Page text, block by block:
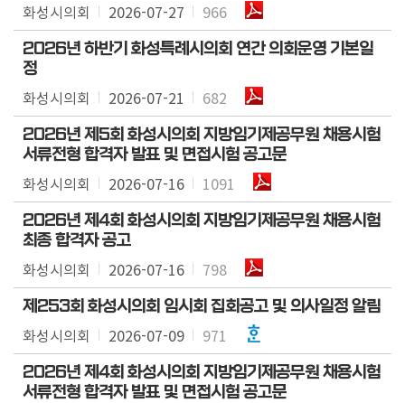
마
당
정
보
공
개
누
리
집
안
내
화성시의회 2026-07-27 966
2026년 하반기 화성특례시의회 연간 의회운영 기본일
정
화성시의회 2026-07-21 682
2026년 제5회 화성시의회 지방임기제공무원 채용시험
서류전형 합격자 발표 및 면접시험 공고문
화성시의회 2026-07-16 1091
2026년 제4회 화성시의회 지방임기제공무원 채용시험
최종 합격자 공고
화성시의회 2026-07-16 798
제253회 화성시의회 임시회 집회공고 및 의사일정 알림
화성시의회 2026-07-09 971
2026년 제4회 화성시의회 지방임기제공무원 채용시험
서류전형 합격자 발표 및 면접시험 공고문